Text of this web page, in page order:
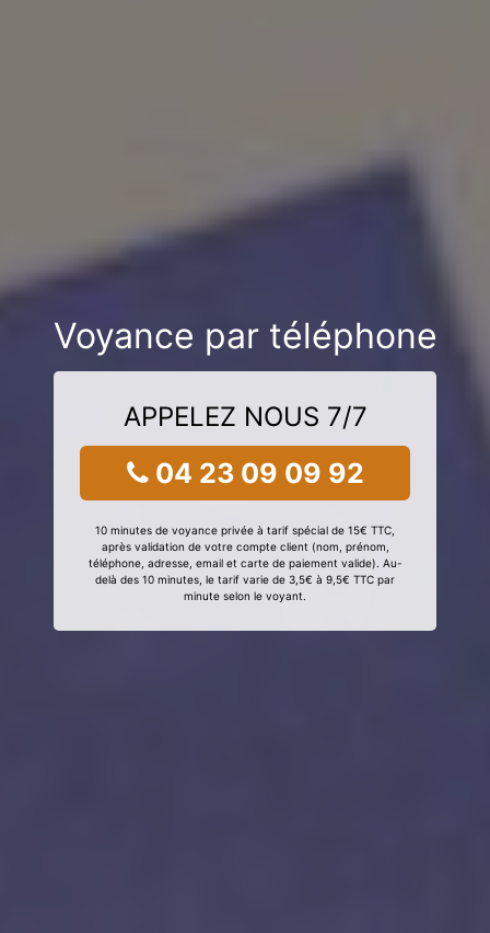
Voyance par téléphone
APPELEZ NOUS 7/7
04 23 09 09 92
10 minutes de voyance privée à tarif spécial de 15€ TTC,
après validation de votre compte client (nom, prénom,
téléphone, adresse, email et carte de paiement valide). Au-
delà des 10 minutes, le tarif varie de 3,5€ à 9,5€ TTC par
minute selon le voyant.